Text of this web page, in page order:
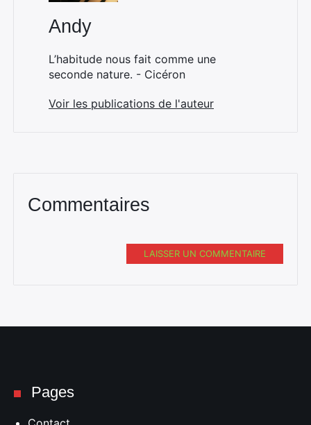
Andy
L’habitude nous fait comme une
seconde nature. - Cicéron
Voir les publications de l'auteur
Commentaires
LAISSER UN COMMENTAIRE
Pages